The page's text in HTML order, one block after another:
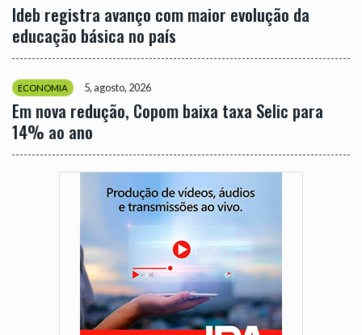
Ideb registra avanço com maior evolução da
educação básica no país
ECONOMIA 5, agosto, 2026
Em nova redução, Copom baixa taxa Selic para
14% ao ano